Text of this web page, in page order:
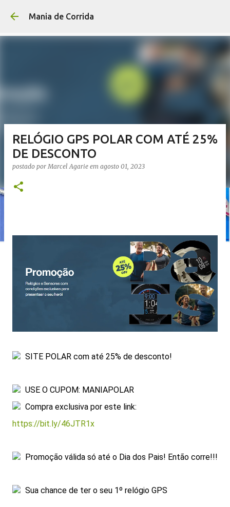
Mania de Corrida
RELÓGIO GPS POLAR COM ATÉ 25%
DE DESCONTO
postado porMarcel Agarie em agosto 01, 2023
SITE POLAR com até 25% de desconto!
USE O CUPOM: MANIAPOLAR
Compra exclusiva por este link:
https://bit.ly/46JTR1x
Promoção válida só até o Dia dos Pais! Então corre!!!
Sua chance de ter o seu 1º relógio GPS